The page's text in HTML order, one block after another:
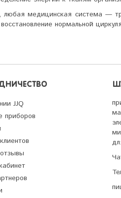
медицинская система —
нормальной
JJQ
приборов